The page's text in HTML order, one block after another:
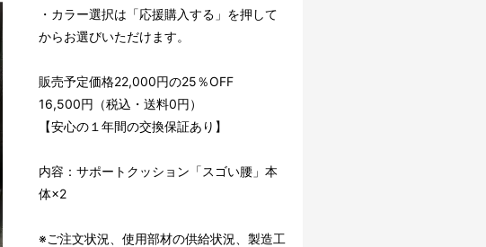
・カラー選択は「応援購入する」を押して
からお選びいただけます。
販売予定価格22,000円の25％OFF
16,500円（税込・送料0円）
【安心の１年間の交換保証あり】
内容：サポートクッション「スゴい腰」本
体×2
※ご注文状況、使用部材の供給状況、製造工